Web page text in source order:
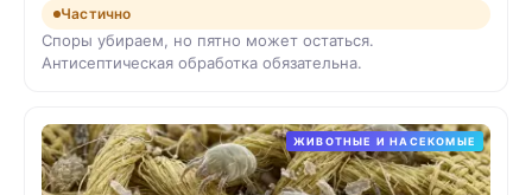
Частично
Споры убираем, но пятно может остаться.
Антисептическая обработка обязательна.
ЖИВОТНЫЕ И НАСЕКОМЫЕ